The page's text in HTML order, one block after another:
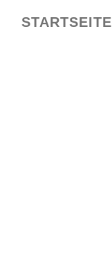
STARTSEITE